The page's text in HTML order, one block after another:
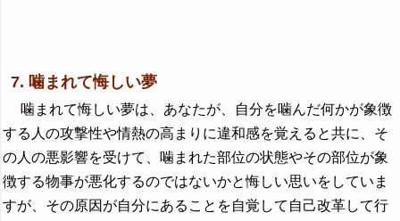
7. 噛まれて悔しい夢
噛まれて悔しい夢は、あなたが、自分を噛んだ何かが象徴
する人の攻撃性や情熱の高まりに違和感を覚えると共に、そ
の人の悪影響を受けて、噛まれた部位の状態やその部位が象
徴する物事が悪化するのではないかと悔しい思いをしていま
すが、その原因が自分にあることを自覚して自己改革して行